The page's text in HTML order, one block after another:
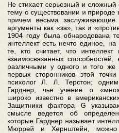
Не стихает серьезный и
тему о существовании и
причем весьма
аргументы как «за», так и
1904 году была обнародована
интеллект есть нечто единое,
те, кто считает, что
взаимосвязанных
различными у одного и того
первых сторонников этой
психолог Л. Л. Терстон;
Гарднер, чье учение о
широко известно в
Защитники фактора G
смысле ведется об
которые Гарднер называет
Мюррей и Хернштейн, можно